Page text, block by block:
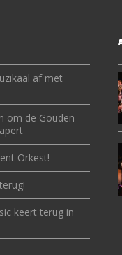
af met
om de Gouden
Orkest!
keert terug in